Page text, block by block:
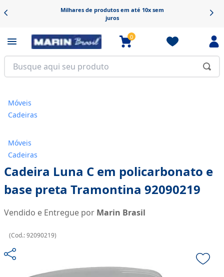
Frete grátis em produtos selecionados
0
Móveis
Cadeiras
Móveis
Cadeiras
Cadeira Luna C em policarbonato e
base preta Tramontina 92090219
Vendido e Entregue por Marin Brasil
(Cod.:92090219)